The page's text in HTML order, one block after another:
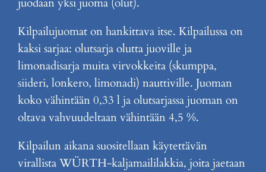
Kilpailujuomat on hankittava itse. Kilpailussa on
kaksi sarjaa: olutsarja olutta juoville ja
limonadisarja muita virvokkeita (skumppa,
siideri, lonkero, limonadi) nauttiville. Juoman
koko vähintään 0,33 l ja olutsarjassa juoman on
oltava vahvuudeltaan vähintään 4,5 %.
Kilpailun aikana suositellaan käytettävän
virallista WÜRTH-kaljamaililakkia, joita jaetaan